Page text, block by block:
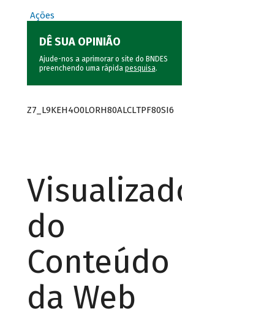
Ações
DÊ SUA OPINIÃO
Ajude-nos a aprimorar o site do BNDES
preenchendo uma rápida pesquisa.
Z7_L9KEH4O0LORH80ALCLTPF80SI6
Visualizador
do
Conteúdo
da Web